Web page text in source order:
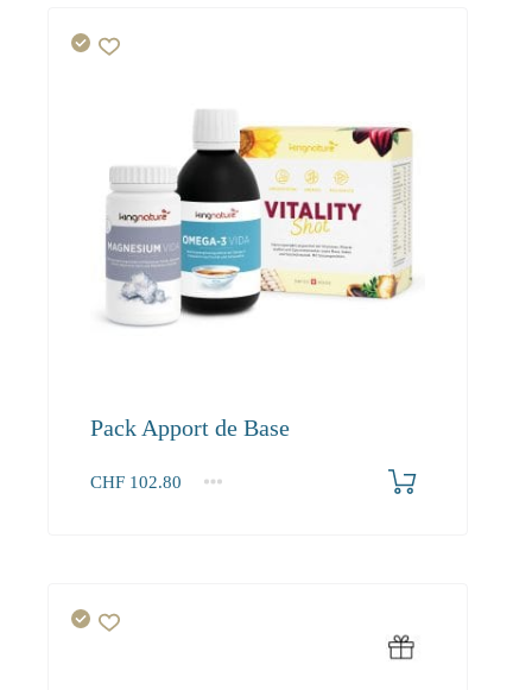
Pack Apport de Base
CHF 102.80
1+